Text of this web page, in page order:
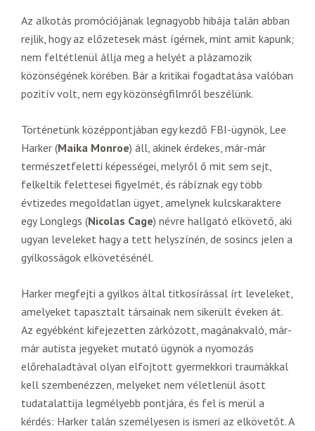
Az alkotás promóciójának legnagyobb hibája talán abban
rejlik, hogy az előzetesek mást ígérnek, mint amit kapunk;
nem feltétlenül állja meg a helyét a plázamozik
közönségének körében. Bár a kritikai fogadtatása valóban
pozitív volt, nem egy közönségfilmről beszélünk.
Történetünk középpontjában egy kezdő FBI-ügynök, Lee
Harker (Maika Monroe) áll, akinek érdekes, már-már
természetfeletti képességei, melyről ő mit sem sejt,
felkeltik felettesei figyelmét, és rábíznak egy több
évtizedes megoldatlan ügyet, amelynek kulcskaraktere
egy Longlegs (Nicolas Cage) névre hallgató elkövető, aki
ugyan leveleket hagy a tett helyszínén, de sosincs jelen a
gyilkosságok elkövetésénél.
Harker megfejti a gyilkos által titkosírással írt leveleket,
amelyeket tapasztalt társainak nem sikerült éveken át.
Az egyébként kifejezetten zárkózott, magánakvaló, már-
már autista jegyeket mutató ügynök a nyomozás
előrehaladtával olyan elfojtott gyermekkori traumákkal
kell szembenézzen, melyeket nem véletlenül ásott
tudatalattija legmélyebb pontjára, és fel is merül a
kérdés: Harker talán személyesen is ismeri az elkövetőt. A